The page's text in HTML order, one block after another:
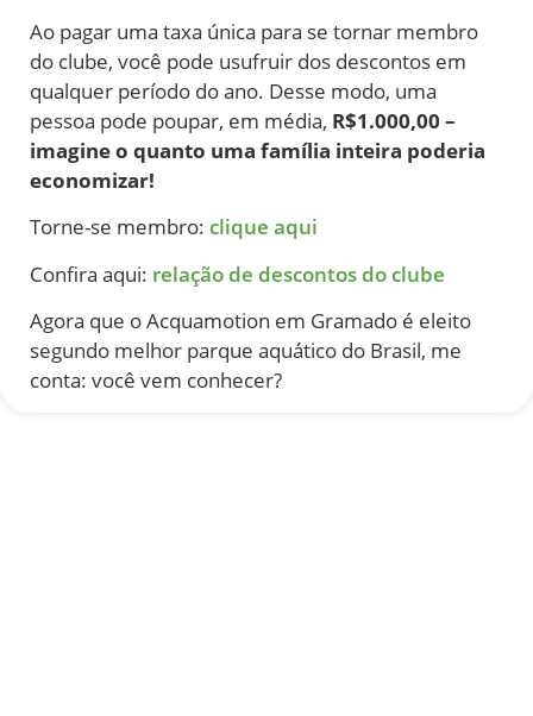
Ao pagar uma taxa única para se tornar membro
do clube, você pode usufruir dos descontos em
qualquer período do ano. Desse modo, uma
pessoa pode poupar, em média, R$1.000,00 –
imagine o quanto uma família inteira poderia
economizar!
Torne-se membro: clique aqui
Confira aqui: relação de descontos do clube
Agora que o Acquamotion em Gramado é eleito
segundo melhor parque aquático do Brasil, me
conta: você vem conhecer?